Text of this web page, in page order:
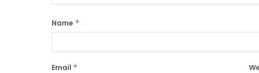
Name *
Email *